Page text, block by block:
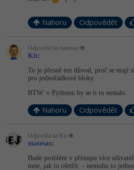
Nahoru Odpovědět
Odpovídá na matesax
Kit:
To je přesně ten důvod, proč se mají
pro jednořádkové bloky.
BTW: v Pythonu by se ti to nestalo.
Nahoru Odpovědět
Odpovídá na Kit
matesax:
Bude problém v přístupu více
mne, jak to ošetřit. - nemohu to